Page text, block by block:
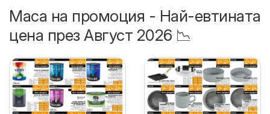
Маса на промоция - Най-евтината
цена през Август 2026 📉